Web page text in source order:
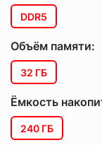
DDR5
Объём памяти:
32 ГБ
Ёмкость
240 ГБ